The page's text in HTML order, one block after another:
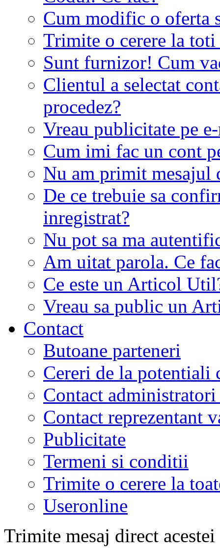
Cum modific o oferta
Trimite o cerere la
Sunt furnizor! Cum
Clientul a selectat
procedez?
Vreau publicitate pe
Cum imi fac un cont
Nu am primit mesajul
De ce trebuie sa
inregistrat?
Nu pot sa ma
Am uitat parola. Ce
Ce este un Articol
Vreau sa public un
Contact
Butoane parteneri
Cereri de la potentiali
Contact
Contact reprezentant
Publicitate
Termeni si conditii
Trimite o cerere la
Useronline
Trimite mesaj direct